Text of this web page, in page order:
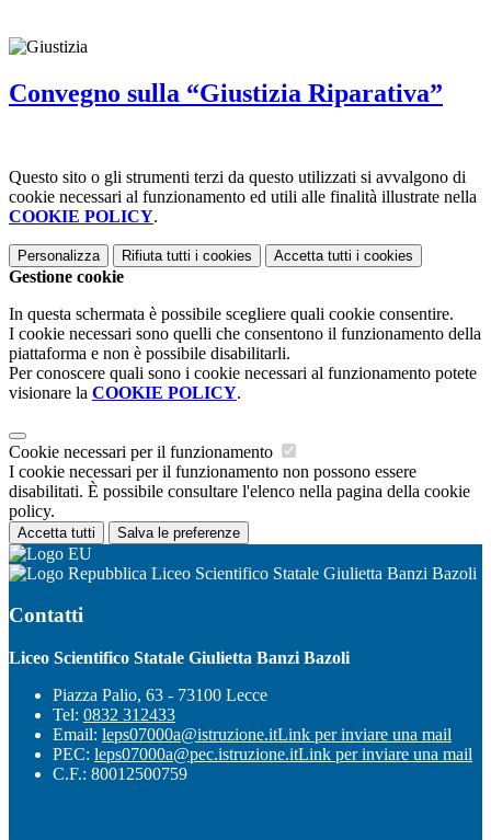
Convegno sulla “Giustizia Riparativa”
Questo sito o gli strumenti terzi da questo utilizzati si avvalgono di
cookie necessari al funzionamento ed utili alle finalità illustrate nella
COOKIE POLICY.
Personalizza Rifiuta tutti i cookies Accetta tutti i cookies
Gestione cookie
In questa schermata è possibile scegliere quali cookie consentire.
I cookie necessari sono quelli che consentono il funzionamento della
piattaforma e non è possibile disabilitarli.
Per conoscere quali sono i cookie necessari al funzionamento potete
visionare la COOKIE POLICY.
Cookie necessari per il funzionamento
I cookie necessari per il funzionamento non possono essere
disabilitati. È possibile consultare l'elenco nella pagina della cookie
policy.
Accetta tutti Salva le preferenze
Liceo Scientifico Statale Giulietta Banzi Bazoli
Contatti
Liceo Scientifico Statale Giulietta Banzi Bazoli
Piazza Palio, 63 - 73100 Lecce
Tel: 0832 312433
Email: leps07000a@istruzione.itLink per inviare una mail
PEC: leps07000a@pec.istruzione.itLink per inviare una mail
C.F.: 80012500759